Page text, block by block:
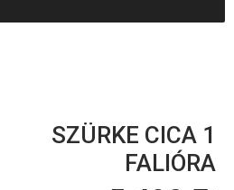
SZÜRKE CICA 1
FALIÓRA